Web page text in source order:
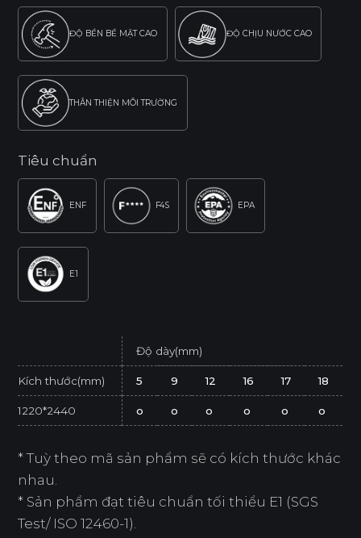
ĐỘ BỀN BỀ MẶT CAO ĐỘ CHỊU NƯỚC CAO
THÂN THIỆN MÔI TRƯỜNG
Tiêu chuẩn
ENF F4S EPA
E1
Độ dày(mm)
Kích thước(mm) 5 9 12 16 17 18
1220*2440 o o o o o o
* Tuỳ theo mã sản phẩm sẽ có kích thước khác
nhau.
* Sản phẩm đạt tiêu chuẩn tối thiểu E1 (SGS
Test/ ISO 12460-1).